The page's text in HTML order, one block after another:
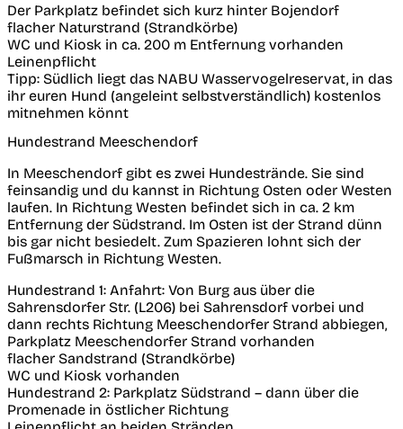
Der Parkplatz befindet sich kurz hinter Bojendorf
flacher Naturstrand (Strandkörbe)
WC und Kiosk in ca. 200 m Entfernung vorhanden
Leinenpflicht
Tipp: Südlich liegt das NABU Wasservogelreservat, in das
ihr euren Hund (angeleint selbstverständlich) kostenlos
mitnehmen könnt
Hundestrand Meeschendorf
In Meeschendorf gibt es zwei Hundestrände. Sie sind
feinsandig und du kannst in Richtung Osten oder Westen
laufen. In Richtung Westen befindet sich in ca. 2 km
Entfernung der Südstrand. Im Osten ist der Strand dünn
bis gar nicht besiedelt. Zum Spazieren lohnt sich der
Fußmarsch in Richtung Westen.
Hundestrand 1: Anfahrt: Von Burg aus über die
Sahrensdorfer Str. (L206) bei Sahrensdorf vorbei und
dann rechts Richtung Meeschendorfer Strand abbiegen,
Parkplatz Meeschendorfer Strand vorhanden
flacher Sandstrand (Strandkörbe)
WC und Kiosk vorhanden
Hundestrand 2: Parkplatz Südstrand – dann über die
Promenade in östlicher Richtung